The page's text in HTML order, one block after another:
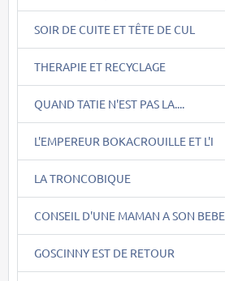
SOIR DE CUITE ET TÊTE DE CUL
THERAPIE ET RECYCLAGE
QUAND TATIE N'EST PAS LA....
L'EMPEREUR BOKACROUILLE ET L'I
LA TRONCOBIQUE
CONSEIL D'UNE MAMAN A SON BEBE
GOSCINNY EST DE RETOUR